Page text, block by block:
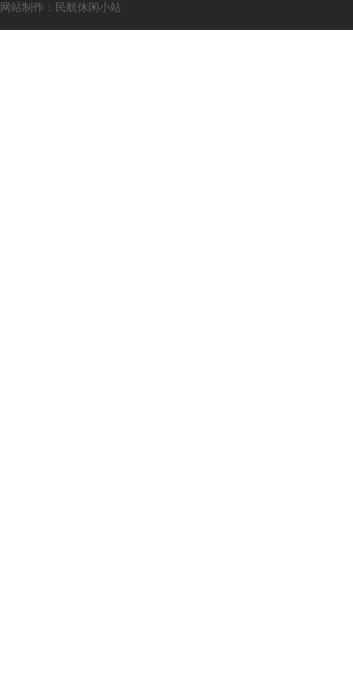
网站制作：民航休闲小站